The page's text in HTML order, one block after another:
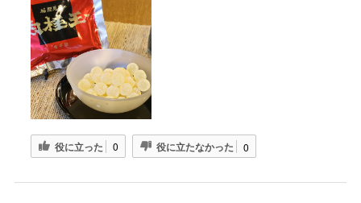
役に立った 0 役に立たなかった 0